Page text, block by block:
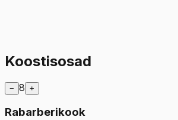
Koostisosad
− 8 +
Rabarberikook